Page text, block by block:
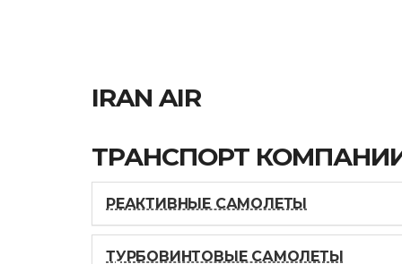
IRAN AIR
ТРАНСПОРТ
РЕАКТИВНЫЕ САМОЛЕТЫ
ТУРБОВИНТОВЫЕ САМОЛЕТЫ